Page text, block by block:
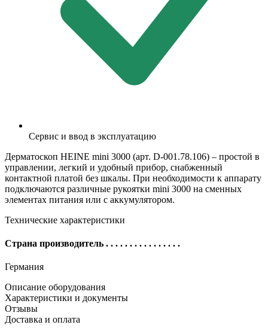
Сервис и ввод в эксплуатацию
Дерматоскоп HEINE mini 3000 (арт. D-001.78.106) – простой в
управлении, легкий и удобный прибор, снабженный
контактной платой без шкалы. При необходимости к аппарату
подключаются различные рукоятки mini 3000 на сменных
элементах питания или с аккумулятором.
Технические характеристики
Страна производитель . . . . . . . . . . . . . . . .
Германия
Описание оборудования
Характеристики и документы
Отзывы
Доставка и оплата